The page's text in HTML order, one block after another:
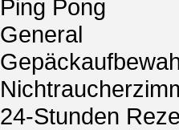
Ping Pong
General
24-Stunden